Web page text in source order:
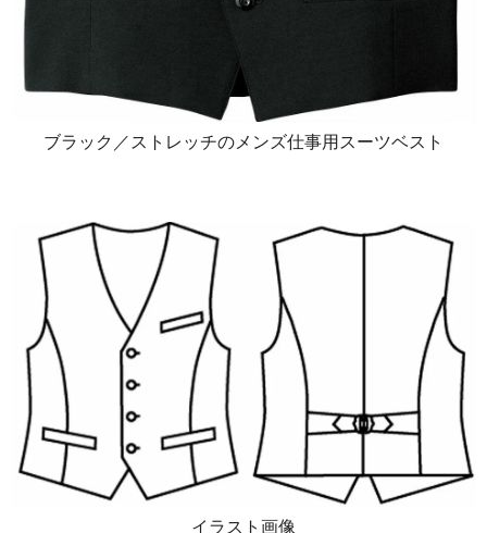
ブラック／ストレッチのメンズ仕事用スーツベスト
イラスト画像